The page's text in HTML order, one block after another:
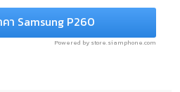
คา Samsung P260
Powered by store.siamphone.com